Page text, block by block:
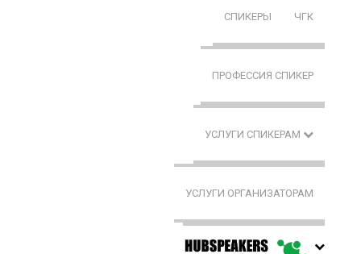
СПИКЕРЫ ЧГК
ПРОФЕССИЯ СПИКЕР
УСЛУГИ СПИКЕРАМ
УСЛУГИ ОРГАНИЗАТОРАМ